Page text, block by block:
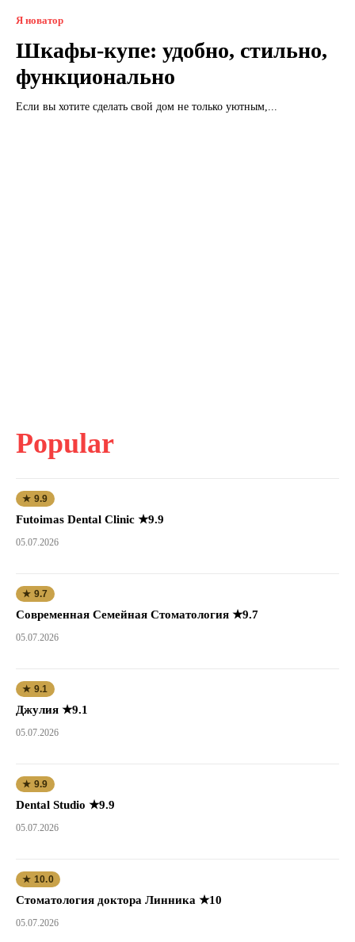
Я новатор
Шкафы-купе: удобно, стильно,
функционально
Если вы хотите сделать свой дом не только уютным,...
Popular
★ 9.9
Futoimas Dental Clinic ★9.9
05.07.2026
★ 9.7
Современная Семейная Стоматология ★9.7
05.07.2026
★ 9.1
Джулия ★9.1
05.07.2026
★ 9.9
Dental Studio ★9.9
05.07.2026
★ 10.0
Стоматология доктора Линника ★10
05.07.2026